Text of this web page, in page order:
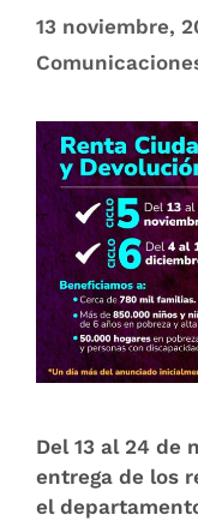
13 noviembre,
Del 13 al 24 de
entrega de los
el